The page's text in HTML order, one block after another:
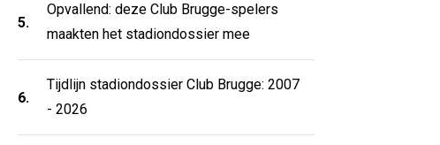
5.
Opvallend: deze Club Brugge-spelers
maakten het stadiondossier mee
6.
Tijdlijn stadiondossier Club Brugge: 2007
- 2026